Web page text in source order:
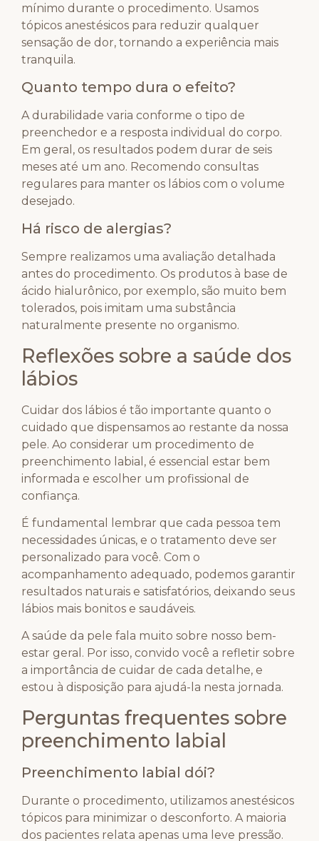
mínimo durante o procedimento. Usamos
tópicos anestésicos para reduzir qualquer
sensação de dor, tornando a experiência mais
tranquila.
Quanto tempo dura o efeito?
A durabilidade varia conforme o tipo de
preenchedor e a resposta individual do corpo.
Em geral, os resultados podem durar de seis
meses até um ano. Recomendo consultas
regulares para manter os lábios com o volume
desejado.
Há risco de alergias?
Sempre realizamos uma avaliação detalhada
antes do procedimento. Os produtos à base de
ácido hialurônico, por exemplo, são muito bem
tolerados, pois imitam uma substância
naturalmente presente no organismo.
Reflexões sobre a saúde dos
lábios
Cuidar dos lábios é tão importante quanto o
cuidado que dispensamos ao restante da nossa
pele. Ao considerar um procedimento de
preenchimento labial, é essencial estar bem
informada e escolher um profissional de
confiança.
É fundamental lembrar que cada pessoa tem
necessidades únicas, e o tratamento deve ser
personalizado para você. Com o
acompanhamento adequado, podemos garantir
resultados naturais e satisfatórios, deixando seus
lábios mais bonitos e saudáveis.
A saúde da pele fala muito sobre nosso bem-
estar geral. Por isso, convido você a refletir sobre
a importância de cuidar de cada detalhe, e
estou à disposição para ajudá-la nesta jornada.
Perguntas frequentes sobre
preenchimento labial
Preenchimento labial dói?
Durante o procedimento, utilizamos anestésicos
tópicos para minimizar o desconforto. A maioria
dos pacientes relata apenas uma leve pressão.